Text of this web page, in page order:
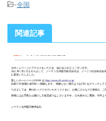
-全国
関連記事